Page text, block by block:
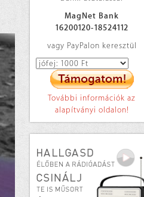
MagNet Bank
16200120-18524112
vagy PayPalon keresztül
További információk az
alapítványi oldalon!